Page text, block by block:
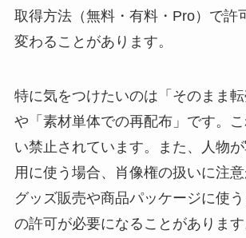
取得方法（無料・有料・Pro）で許
変わることがあります。
特に気をつけたいのは「そのまま転
や「素材単体での再配布」です。
い禁止されています。また、人物
用に使う場合、肖像権の扱いに注意
グッズ販売や商品パッケージに使
の許可が必要になることがあります